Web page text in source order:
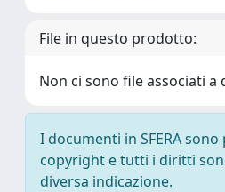
File in questo prodotto:
Non ci sono file associati
I documenti in SFERA
copyright e tutti i diritti
diversa indicazione.